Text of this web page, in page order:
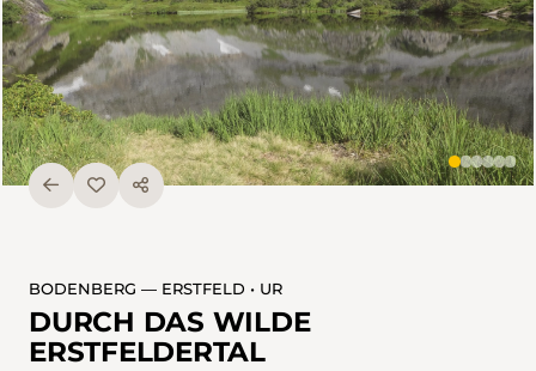
BODENBERG — ERSTFELD • UR
DURCH DAS WILDE
ERSTFELDERTAL